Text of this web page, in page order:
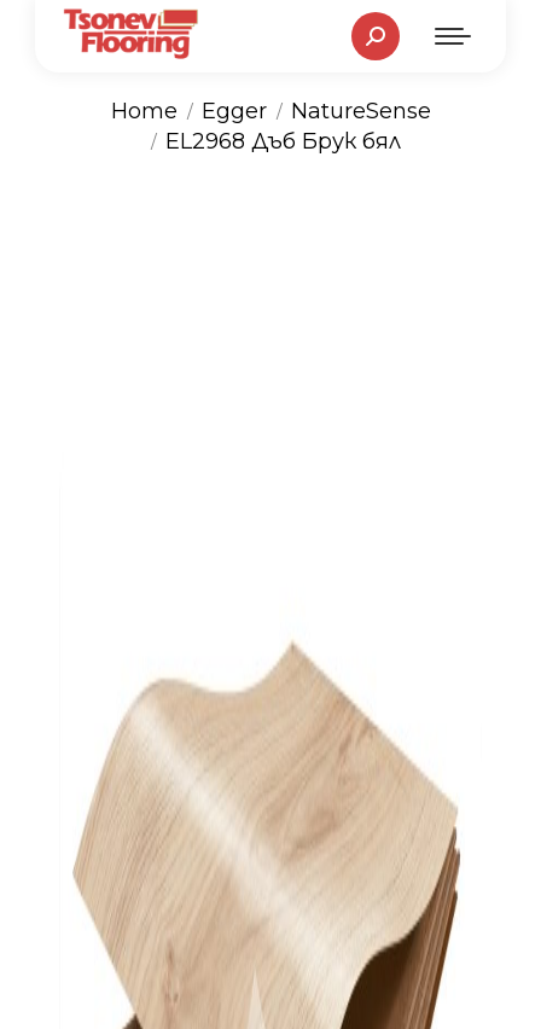
Search:
You are here:
Home Egger
NatureSense
EL2968 Дъб Брук бял